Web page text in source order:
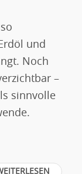
und
Noch
–
sinnvolle